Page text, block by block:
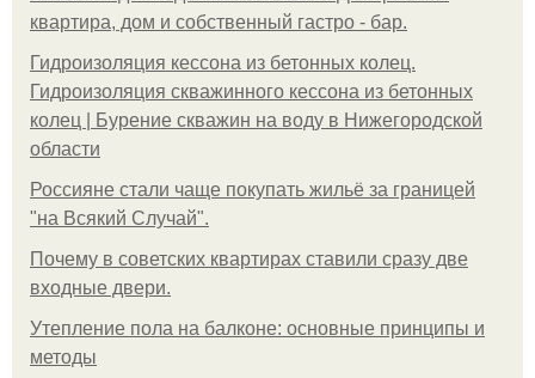
квартира, дом и собственный гастро - бар.
Гидроизоляция кессона из бетонных колец.
Гидроизоляция скважинного кессона из бетонных
колец | Бурение скважин на воду в Нижегородской
области
Россияне стали чаще покупать жильё за границей
"на Всякий Случай".
Почему в советских квартирах ставили сразу две
входные двери.
Утепление пола на балконе: основные принципы и
методы